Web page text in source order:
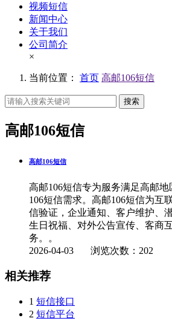
视频短信
新闻中心
关于我们
公司简介
×
当前位置： 首页 高邮106短信
搜索
高邮106短信
高邮106短信
高邮106短信专为服务满足高邮
106短信需求。高邮106短信为互
信验证，企业通知、客户维护、
生日祝福、对外公告宣传、客商
务。。
2026-04-03 浏览次数：202
相关推荐
1 短信接口
2 短信平台